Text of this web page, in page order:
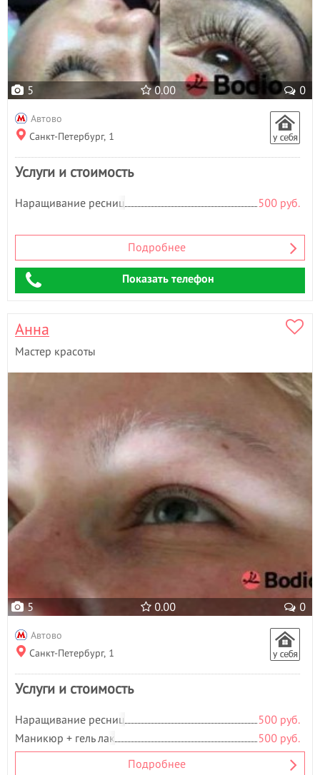
5 0.00 0
Автово
Санкт-Петербург, 1
Услуги и стоимость
Наращивание ресниц 500 руб.
Подробнее
Показать телефон
Анна
Мастер красоты
5 0.00 0
Автово
Санкт-Петербург, 1
Услуги и стоимость
Наращивание ресниц
500 руб.
Маникюр + гель лак
500 руб.
Подробнее